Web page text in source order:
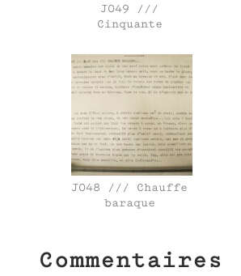
J049 ///
Cinquante
J048 /// Chauffe
baraque
Commentaires